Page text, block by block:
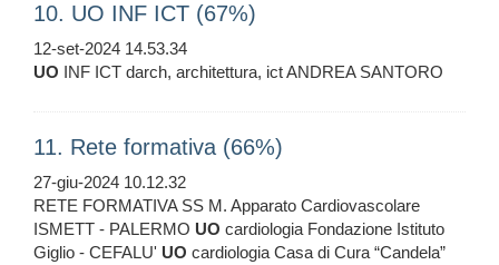
10. UO INF ICT (67%)
12-set-2024 14.53.34
UO INF ICT darch, architettura, ict ANDREA SANTORO
11. Rete formativa (66%)
27-giu-2024 10.12.32
RETE FORMATIVA SS M. Apparato Cardiovascolare
ISMETT - PALERMO UO cardiologia Fondazione Istituto
Giglio - CEFALU' UO cardiologia Casa di Cura “Candela”